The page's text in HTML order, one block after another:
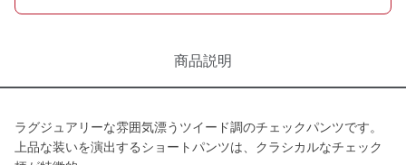
商品説明
ラグジュアリーな雰囲気漂うツイード調のチェックパンツです。
上品な装いを演出するショートパンツは、クラシカルなチェック